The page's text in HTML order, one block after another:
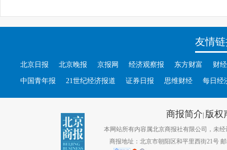
友情
北京日报 北京晚报 京报网 经济观察报 东方财富 财
中国青年报 21世纪经济报道 证券日报 思维财经 每日经
商报简介| 版权
本网站所有内容属北京商报社有限公司，未经
商报地址：北京市朝阳区和平里西街21号